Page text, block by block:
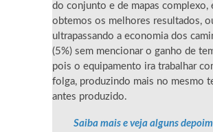
do conjunto e de mapas complexo,
obtemos os melhores resultados,
ultrapassando a economia dos
(5%) sem mencionar o ganho de
pois o equipamento ira trabalhar
folga, produzindo mais no mesmo
antes produzido.
Saiba mais e veja alguns